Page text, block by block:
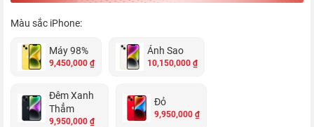
Màu sắc iPhone:
Máy 98%
9,450,000 ₫
Ánh Sao
10,150,000 ₫
Đêm Xanh
Thẳm
9,950,000 ₫
Đỏ
9,950,000 ₫